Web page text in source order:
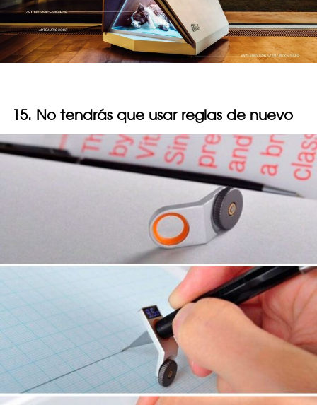
15. No tendrás que usar reglas de nuevo